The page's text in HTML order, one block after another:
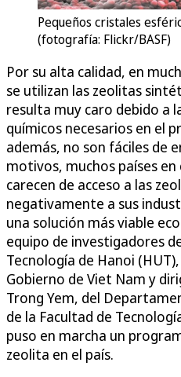
Pequeños cristales
(fotografía: Flickr/BASF)
Por su alta calidad, en
se utilizan las zeolitas
resulta muy caro debido a
químicos necesarios en el
además, no son fáciles de
motivos, muchos países
carecen de acceso a las
negativamente a sus
una solución más viable
equipo de investigadores
Tecnología de Hanoi
Gobierno de Viet Nam y
Trong Yem, del
de la Facultad de
puso en marcha un
zeolita en el país.